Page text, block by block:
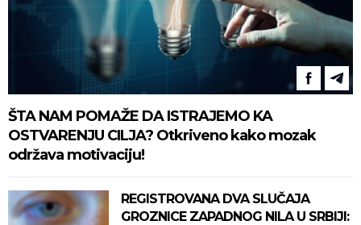
ŠTA NAM POMAŽE DA ISTRAJEMO KA
OSTVARENJU CILJA? Otkriveno kako mozak
održava motivaciju!
REGISTROVANA DVA SLUČAJA
GROZNICE ZAPADNOG NILA U SRBIJI: